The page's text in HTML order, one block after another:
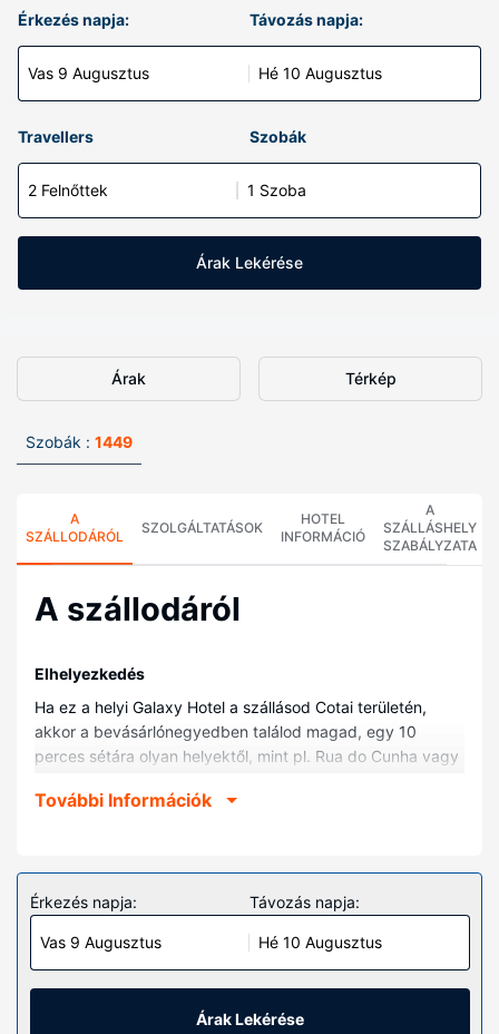
Érkezés napja:
Vas 9 Augusztus
Távozás napja:
Hé 10 Augusztus
Travellers Szobák
2 Felnőttek 1 Szoba
Árak Lekérése
Árak Térkép
Szobák : 1449
A
SZÁLLODÁRÓL
SZOLGÁLTATÁSOK
HOTEL
INFORMÁCIÓ
A
SZÁLLÁSHELY
SZABÁLYZATA
A szállodáról
Elhelyezkedés
Ha ez a helyi Galaxy Hotel a szállásod Cotai területén,
akkor a bevásárlónegyedben találod magad, egy 10
perces sétára olyan helyektől, mint pl. Rua do Cunha vagy
km-re található Galaxy Aréna, ill. 6,8 km-re A-Ma-templom
Helyezze magát kényelembe a(z) 1449 légkondicionált
szoba egyikében, melyekben hűtőszekrény és ingyenes
italokat tartalmazó minibár is található. A vezetékes és a
vezeték nélküli internet-hozzáférés ingyenes, a
szórakozásról pedig LCD-televízió és műholdas csatornák
gondoskodnak. A(z) privát fürdőszoba (kizárólag azok,
További Információk
Érkezés napja:
Vas 9 Augusztus
Távozás napja:
Hé 10 Augusztus
Árak Lekérése